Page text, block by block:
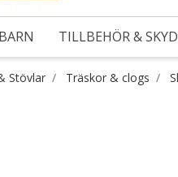
BARN TILLBEHÖR &
Stövlar Träskor & clogs